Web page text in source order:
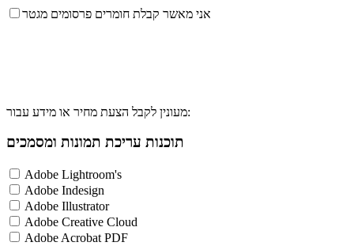
אני מאשר קבלת חומרים פרסומים מגטר
מעונין לקבל הצעת מחיר או מידע עבור:
תוכנות עריכת תמונות ומסמכים
Adobe Lightroom's
Adobe Indesign
Adobe Illustrator
Adobe Creative Cloud
Adobe Acrobat PDF